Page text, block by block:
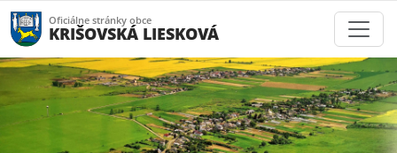
Oficiálne stránky obce
KRIŠOVSKÁ LIESKOVÁ